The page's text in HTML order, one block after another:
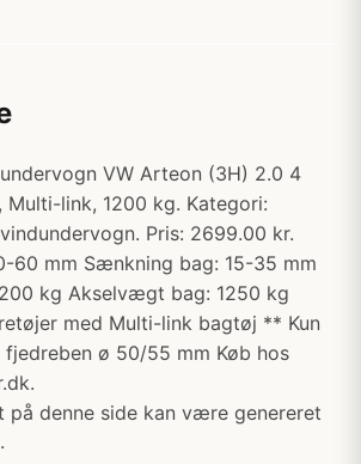
VW Arteon (3H) 2.0 4
Multi-link, 1200 kg. Kategori:
Pris: 2699.00 kr.
60 mm Sænkning bag: 15-35 mm
kg Akselvægt bag: 1250 kg
med Multi-link bagtøj ** Kun
ø 50/55 mm Køb hos
på denne side kan være genereret